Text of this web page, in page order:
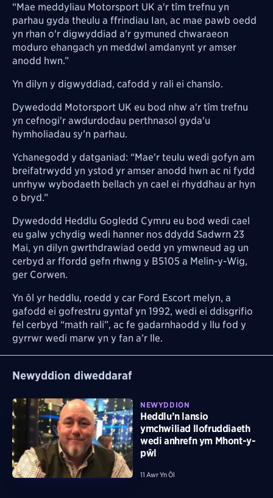
“Mae meddyliau Motorsport UK a'r tîm trefnu yn
parhau gyda theulu a ffrindiau Ian, ac mae pawb oedd
yn rhan o'r digwyddiad a'r gymuned chwaraeon
moduro ehangach yn meddwl amdanynt yr amser
anodd hwn.”
Yn dilyn y digwyddiad, cafodd y rali ei chanslo.
Dywedodd Motorsport UK eu bod nhw a'r tîm trefnu
yn cefnogi'r awdurdodau perthnasol gyda'u
hymholiadau sy’n parhau.
Ychanegodd y datganiad: “Mae'r teulu wedi gofyn am
breifatrwydd yn ystod yr amser anodd hwn ac ni fydd
unrhyw wybodaeth bellach yn cael ei rhyddhau ar hyn
o bryd.”
Dywedodd Heddlu Gogledd Cymru eu bod wedi cael
eu galw ychydig wedi hanner nos ddydd Sadwrn 23
Mai, yn dilyn gwrthdrawiad oedd yn ymwneud ag un
cerbyd ar ffordd gefn rhwng y B5105 a Melin-y-Wig,
ger Corwen.
Yn ôl yr heddlu, roedd y car Ford Escort melyn, a
gafodd ei gofrestru gyntaf yn 1992, wedi ei ddisgrifio
fel cerbyd “math rali”, ac fe gadarnhaodd y llu fod y
gyrrwr wedi marw yn y fan a’r lle.
Newyddion diweddaraf
NEWYDDION
Heddlu’n lansio
ymchwiliad llofruddiaeth
wedi anhrefn ym Mhont-y-
pŵl
11 Awr Yn Ôl